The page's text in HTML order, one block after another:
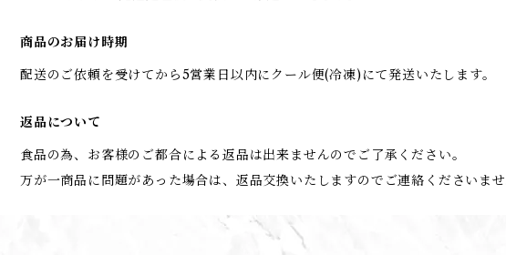
商品のお届け時期
配送のご依頼を受けてから5営業日以内にクール便(冷凍)にて発送いたします。
返品について
食品の為、お客様のご都合による返品は出来ませんのでご了承ください。
万が一商品に問題があった場合は、返品交換いたしますのでご連絡くださいませ